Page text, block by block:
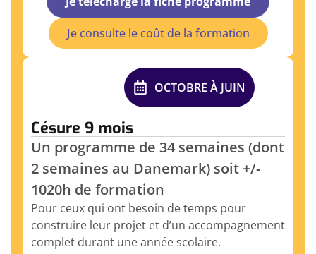
Je consulte le coût de la formation
OCTOBRE À JUIN
Césure 9 mois
Un programme de 34 semaines (dont
2 semaines au Danemark) soit +/-
1020h de formation
Pour ceux qui ont besoin de temps pour
construire leur projet et d’un accompagnement
complet durant une année scolaire.